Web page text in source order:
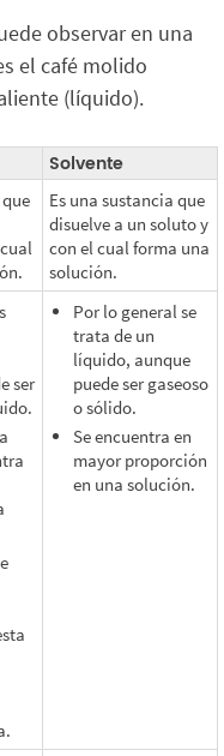
observar en una
el café molido
(líquido).
Solvente
Es una sustancia que
disuelve a un soluto y
con el cual forma una
solución.
ser
Por lo general se
trata de un
líquido, aunque
puede ser gaseoso
o sólido.
Se encuentra en
mayor proporción
en una solución.